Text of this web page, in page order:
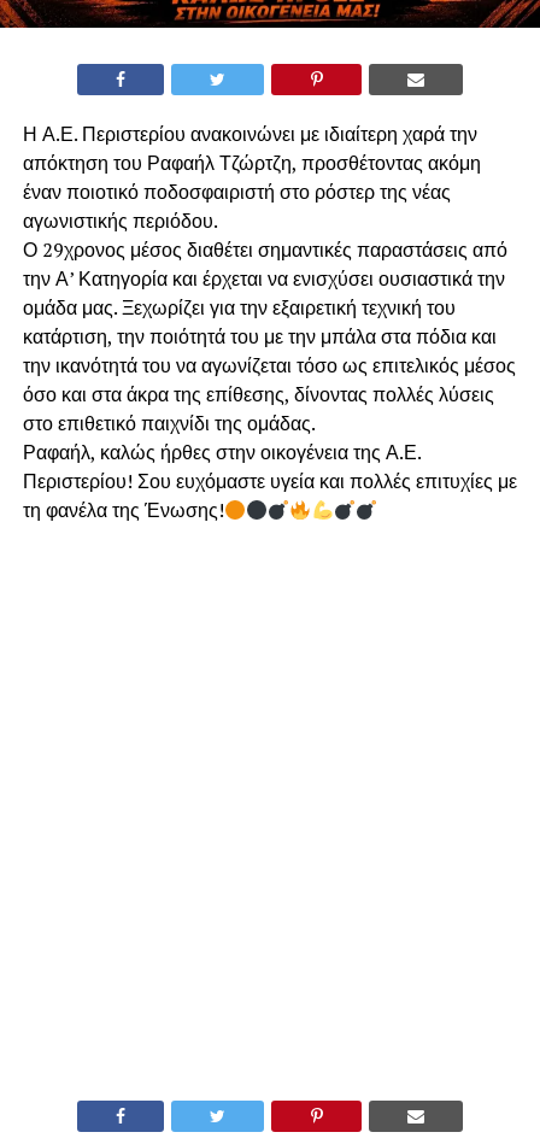
Η Α.Ε. Περιστερίου ανακοινώνει με ιδιαίτερη χαρά την
απόκτηση του Ραφαήλ Τζώρτζη, προσθέτοντας ακόμη
έναν ποιοτικό ποδοσφαιριστή στο ρόστερ της νέας
αγωνιστικής περιόδου.
Ο 29χρονος μέσος διαθέτει σημαντικές παραστάσεις από
την Α’ Κατηγορία και έρχεται να ενισχύσει ουσιαστικά την
ομάδα μας. Ξεχωρίζει για την εξαιρετική τεχνική του
κατάρτιση, την ποιότητά του με την μπάλα στα πόδια και
την ικανότητά του να αγωνίζεται τόσο ως επιτελικός μέσος
όσο και στα άκρα της επίθεσης, δίνοντας πολλές λύσεις
στο επιθετικό παιχνίδι της ομάδας.
Ραφαήλ, καλώς ήρθες στην οικογένεια της Α.Ε.
Περιστερίου! Σου ευχόμαστε υγεία και πολλές επιτυχίες με
τη φανέλα της Ένωσης!